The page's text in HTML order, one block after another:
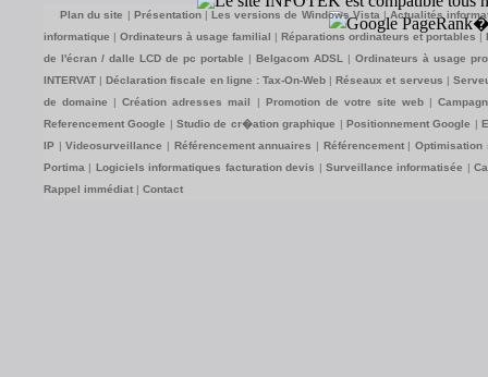
Plan du site | Présentation|Les versions de Windows Vista | Actualités
informatique | Ordinateurs à usage familial | Réparations ordinateurs et portables |
de l'écran / dalle LCD de pc portable | Belgacom ADSL | Ordinateurs à usage
INTERVAT |Déclaration fiscale en ligne : Tax-On-Web |Réseaux et serveus |
de domaine |Création adresses mail | Promotion de votre site web|
Referencement Google |Studio de cr�ation graphique | Positionnement Google |
IP |Videosurveillance | Référencement annuaires | Référencement| Optimisation
Portima | Logiciels informatiques facturation devis |Surveillance informatisée |
Rappel immédiat | Contact